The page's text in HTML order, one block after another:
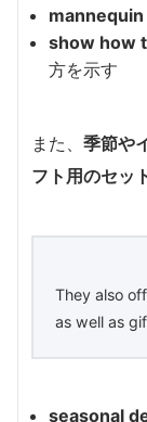
mannequin
show how
方を示す
また、 季節や
フト用のセッ
They also
as well as
seasonal